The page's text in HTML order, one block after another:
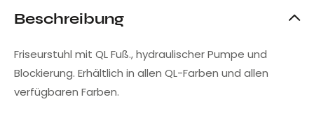
Beschreibung
Friseurstuhl mit QL Fuß., hydraulischer Pumpe und
Blockierung. Erhältlich in allen QL-Farben und allen
verfügbaren Farben.